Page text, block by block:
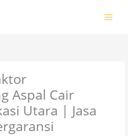
Aspal Cair
Utara | Jasa